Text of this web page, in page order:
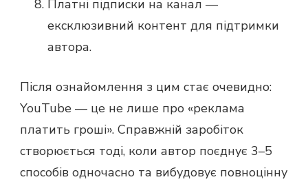
Платні підписки на канал —
ексклюзивний контент для підтримки
автора.
Після ознайомлення з цим стає очевидно:
YouTube — це не лише про «реклама
платить гроші». Справжній заробіток
створюється тоді, коли автор поєднує 3–5
способів одночасно та вибудовує повноцінну